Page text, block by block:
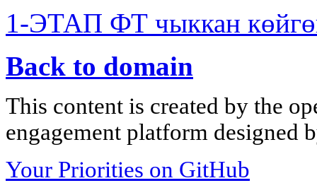
1-ЭТАП ФТ чыккан
Back to domain
This content is created by the
engagement platform designed
Your Priorities on GitHub